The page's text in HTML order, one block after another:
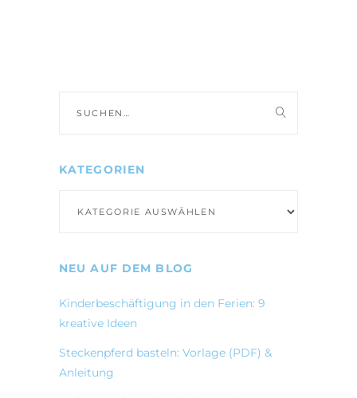
nach:
KATEGORIEN
NEU AUF DEM BLOG
Kinderbeschäftigung in den Ferien: 9
kreative Ideen
Steckenpferd basteln: Vorlage (PDF) &
Anleitung